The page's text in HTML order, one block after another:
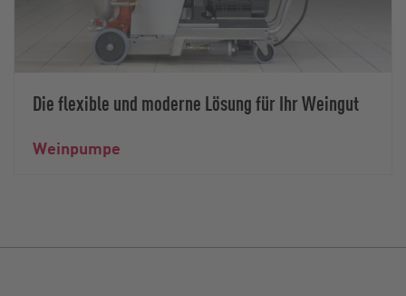
Die flexible und moderne Lösung für Ihr Weingut
Weinpumpe